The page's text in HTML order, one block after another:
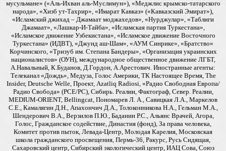
мусульмане» («Аль-Ихван аль-Муслимун»), «Меджлис крымско-татарского
народа», «Хизб ут-Тахрир», «Имарат Кавказ» («Кавказский Эмират»),
«Исламский джихад – Джамаат моджахедов», «Нурджулар», «Таблиги
Джамаат», «Лашкар-И-Тайба», «Исламская партия Туркестана»,
«Исламское движение Узбекистана», «Исламское движение Восточного
Туркестана» (ИДВТ), «Джунд аш-Шам», «АУМ Синрике», «Братство»
Корчинского, «Тризуб им. Степана Бандеры», «Организация украинских
националистов» (ОУН), международное общественное движение ЛГБТ,
А.Навальный, К.Буданов, Д.Гордон, А.Арестович. Иностранные агенты:
Телеканал «Дождь», Медуза, Голос Америки, ТК Настоящее Время, The
Insider, Deutsche Welle, Проект, Azatliq Radiosi, «Радио Свободная Европа/
Радио Свобода» (PCE/PC), Сибирь. Реалии, Фактограф, Север. Реалии,
MEDIUM-ORIENT, Bellingcat, Пономарев Л. А., Савицкая Л.А., Маркелов
С.Е., Камалягин Д.Н., Апахончич Д.А., Толоконникова Н.А., Гельман М.А.,
Шендерович В.А., Верзилов П.Ю., Баданин Р.С., Альянс Врачей, Агора,
Голос, Гражданское содействие, Династия (фонд), За права человека,
Комитет против пыток, Левада-Центр, Молодая Карелия, Московская
школа гражданского просвещения, Пермь-36, Ракурс, Русь Сидящая,
Сахаровский центр, Сибирский экологический центр, ИАЦ Сова, Союз